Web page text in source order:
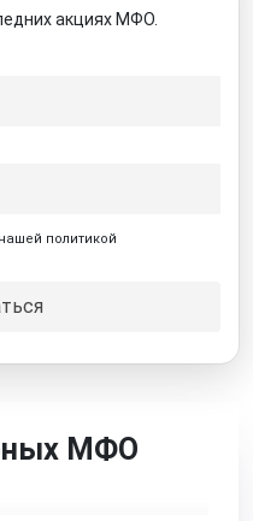
акциях МФО.
политикой
МФО